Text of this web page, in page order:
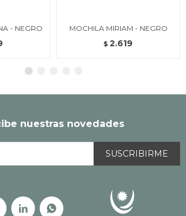
- NEGRO MOCHILA MIRIAM - NEGRO
$ 2.619
nuestras novedades
SUSCRIBIRME
 